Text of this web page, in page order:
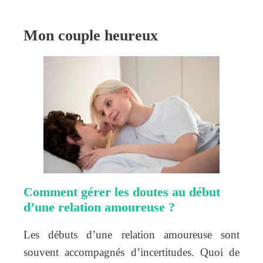
Mon couple heureux
Comment gérer les doutes au début
d’une relation amoureuse ?
Les débuts d’une relation amoureuse sont
souvent accompagnés d’incertitudes. Quoi de